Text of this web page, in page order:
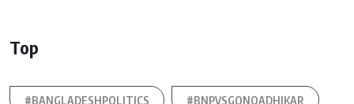
Top
#BANGLADESHPOLITICS #BNPVSGONOADHIKAR